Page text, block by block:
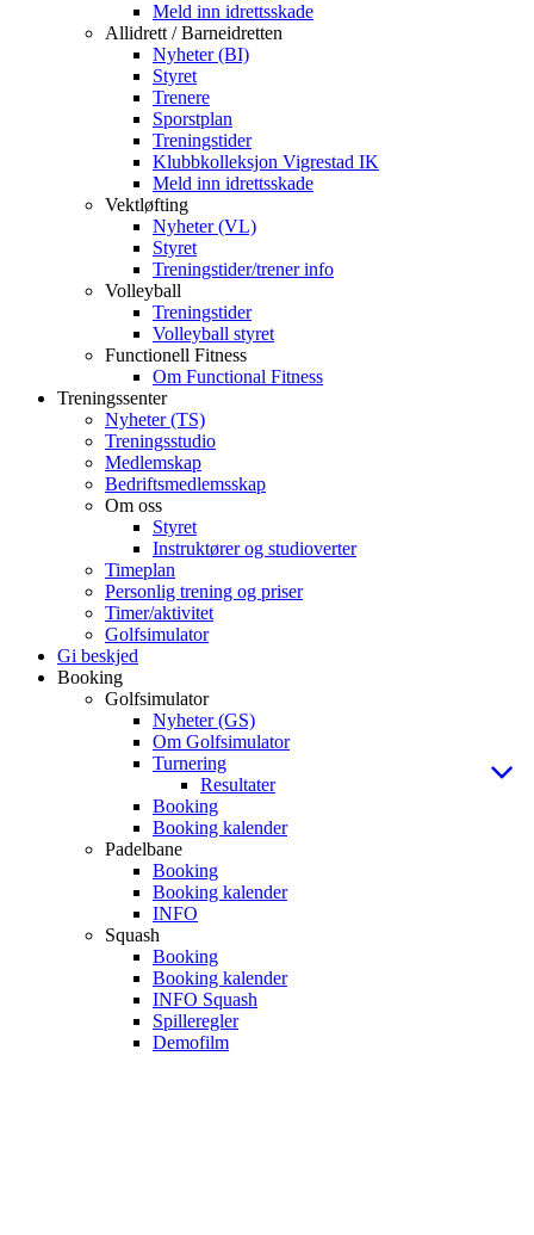
Meld inn idrettsskade
Allidrett / Barneidretten
Nyheter (BI)
Styret
Trenere
Sporstplan
Treningstider
Klubbkolleksjon Vigrestad IK
Meld inn idrettsskade
Vektløfting
Nyheter (VL)
Styret
Treningstider/trener info
Volleyball
Treningstider
Volleyball styret
Functionell Fitness
Om Functional Fitness
Treningssenter
Nyheter (TS)
Treningsstudio
Medlemskap
Bedriftsmedlemsskap
Om oss
Styret
Instruktører og studioverter
Timeplan
Personlig trening og priser
Timer/aktivitet
Golfsimulator
Gi beskjed
Booking
Golfsimulator
Nyheter (GS)
Om Golfsimulator
Turnering
Resultater
Booking
Booking kalender
Padelbane
Booking
Booking kalender
INFO
Squash
Booking
Booking kalender
INFO Squash
Spilleregler
Demofilm